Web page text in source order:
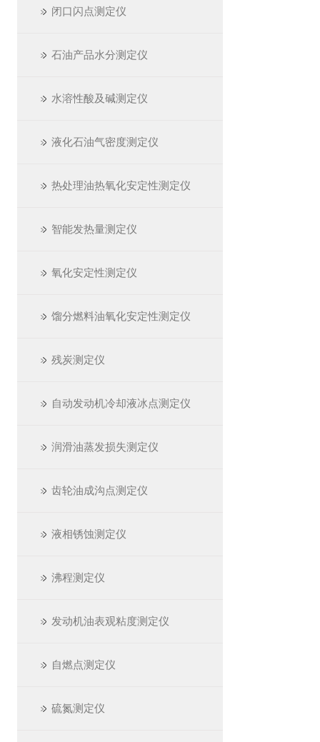
闭口闪点测定仪
石油产品水分测定仪
水溶性酸及碱测定仪
液化石油气密度测定仪
热处理油热氧化安定性测定仪
智能发热量测定仪
氧化安定性测定仪
馏分燃料油氧化安定性测定仪
残炭测定仪
自动发动机冷却液冰点测定仪
润滑油蒸发损失测定仪
齿轮油成沟点测定仪
液相锈蚀测定仪
沸程测定仪
发动机油表观粘度测定仪
自燃点测定仪
硫氮测定仪